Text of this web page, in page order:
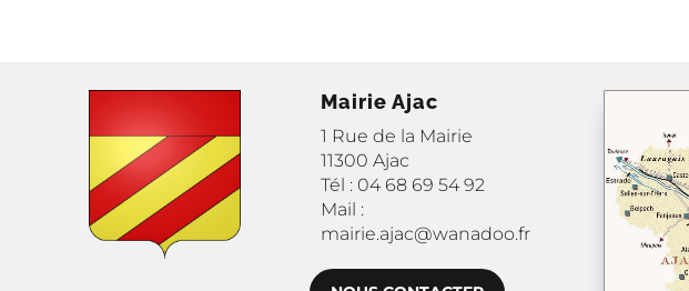
Mairie Ajac
1 Rue de la Mairie
11300 Ajac
Tél : 04 68 69 54 92
Mail :
mairie.ajac@wanadoo.fr